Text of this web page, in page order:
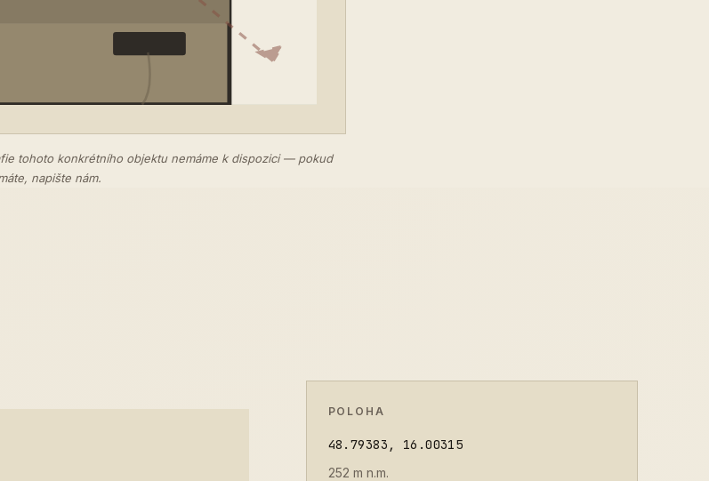
tohoto konkrétního objektu nemáme k dispozici — pokud
napište nám.
POLOHA
48.79383, 16.00315
252 m n.m.